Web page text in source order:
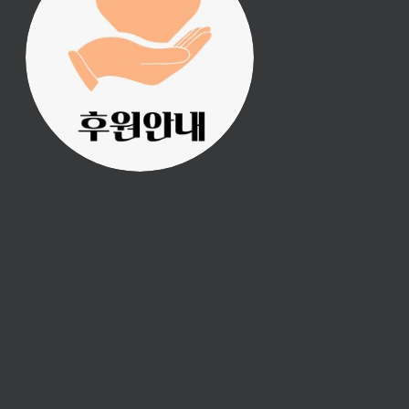
진리횃불 사역은 여러분
의 후원으로 이루어집니
다.